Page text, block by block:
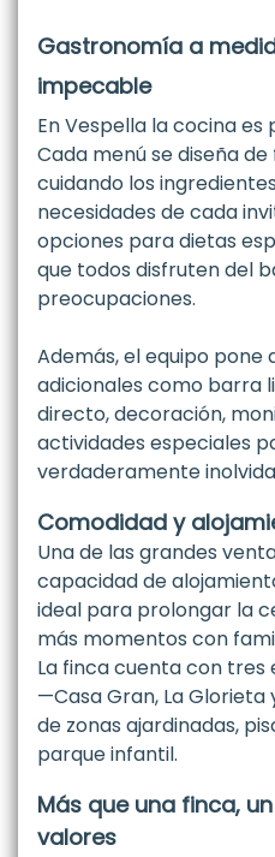
Gastronomía a
impecable
En Vespella la cocina
Cada menú se diseña
cuidando los
necesidades de cada
opciones para dietas
que todos disfruten del
preocupaciones.
Además, el equipo pone
adicionales como barra
directo, decoración,
actividades especiales
verdaderamente
Comodidad y
Una de las grandes
capacidad de
ideal para prolongar la
más momentos con
La finca cuenta con tres
—Casa Gran, La Glorieta
de zonas ajardinadas,
parque infantil.
Más que una finca,
valores